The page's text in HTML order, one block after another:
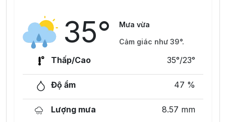
35°
Mưa vừa
Cảm giác như 39°.
Thấp/Cao 35°/23°
Độ ẩm 47 %
Lượng mưa 8.57 mm